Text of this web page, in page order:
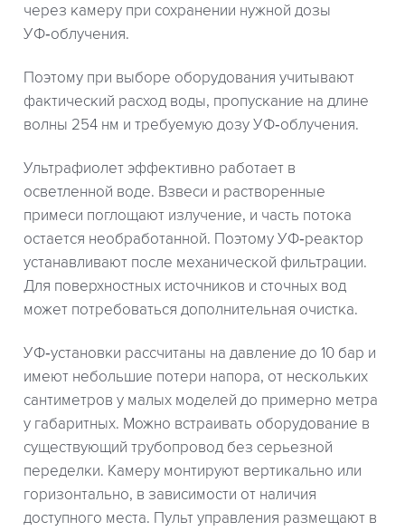
через камеру при сохранении нужной дозы
УФ‑облучения.
Поэтому при выборе оборудования учитывают
фактический расход воды, пропускание на длине
волны 254 нм и требуемую дозу УФ‑облучения.
Ультрафиолет эффективно работает в
осветленной воде. Взвеси и растворенные
примеси поглощают излучение, и часть потока
остается необработанной. Поэтому УФ‑реактор
устанавливают после механической фильтрации.
Для поверхностных источников и сточных вод
может потребоваться дополнительная очистка.
УФ‑установки рассчитаны на давление до 10 бар и
имеют небольшие потери напора, от нескольких
сантиметров у малых моделей до примерно метра
у габаритных. Можно встраивать оборудование в
существующий трубопровод без серьезной
переделки. Камеру монтируют вертикально или
горизонтально, в зависимости от наличия
доступного места. Пульт управления размещают в